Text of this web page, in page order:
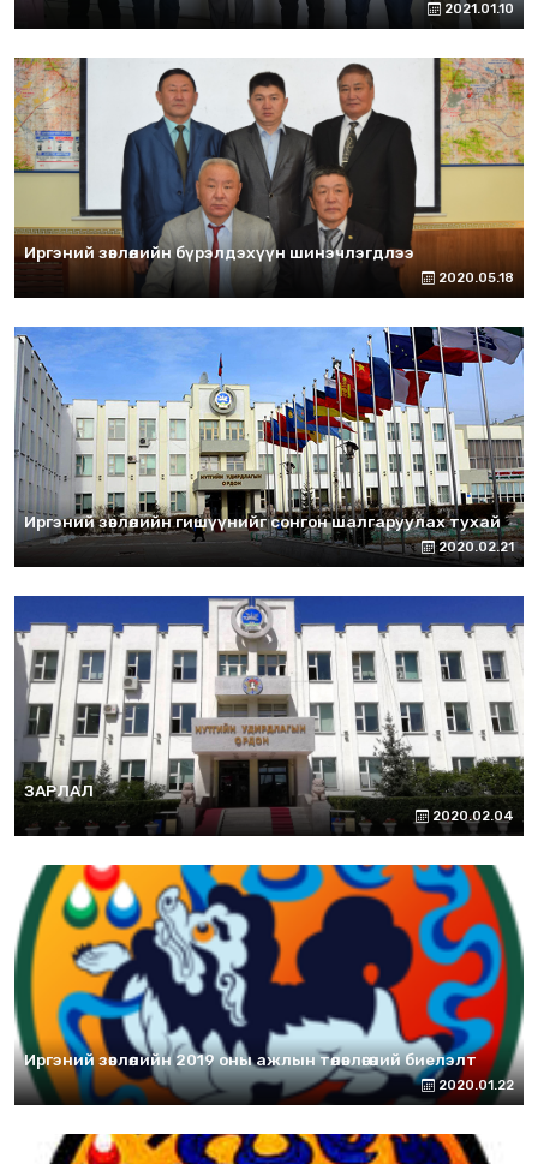
2021.01.10
Иргэний зөвлөлийн бүрэлдэхүүн шинэчлэгдлээ
2020.05.18
Иргэний зөвлөлийн гишүүнийг сонгон шалгаруулах тухай
2020.02.21
ЗАРЛАЛ
2020.02.04
Иргэний зөвлөлийн 2019 оны ажлын төлөвлөгөөний биелэлт
2020.01.22